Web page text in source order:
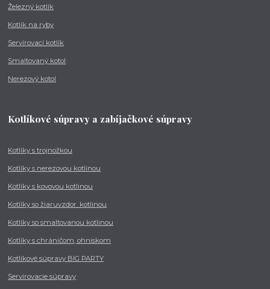
Železný kotlík
Kotlík na ryby
Servírovací kotlík
Smaltovaný kotol
Nerezový kotol
Kotlíkové súpravy a zabíjačkové súpravy
Kotlíky s trojnožkou
Kotlíky s nerezovou kotlinou
Kotlíky s kovovou kotlinou
Kotlíky so žiaruvzdor. kotlinou
Kotlíky so smaltovanou kotlinou
Kotlíky s chráničom, ohniskom
Kotlíkové súpravy BIG PARTY
Servírovacie súpravy